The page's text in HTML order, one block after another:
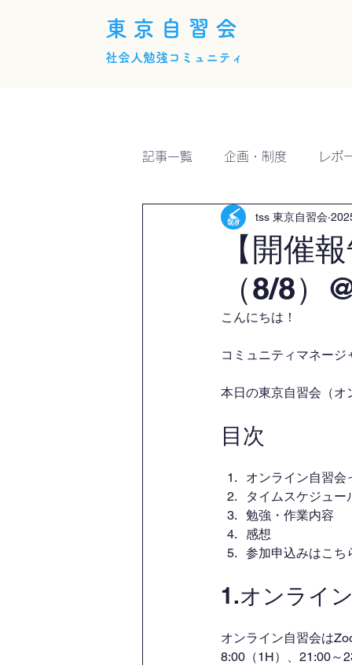
東京自習会
社会人勉強コミュニティ
記事一覧 企画・制度 レポ
【開催
（8/8
tss 東京自習会
こんにちは！
コミュニティマネー
本日の東京自習会（オ
目次
オンライン自習会
タイムスケジュー
勉強・作業内容
感想
参加申込みはこち
1.オンライ
オンライン自習会は
8:00（1H）、21:00～